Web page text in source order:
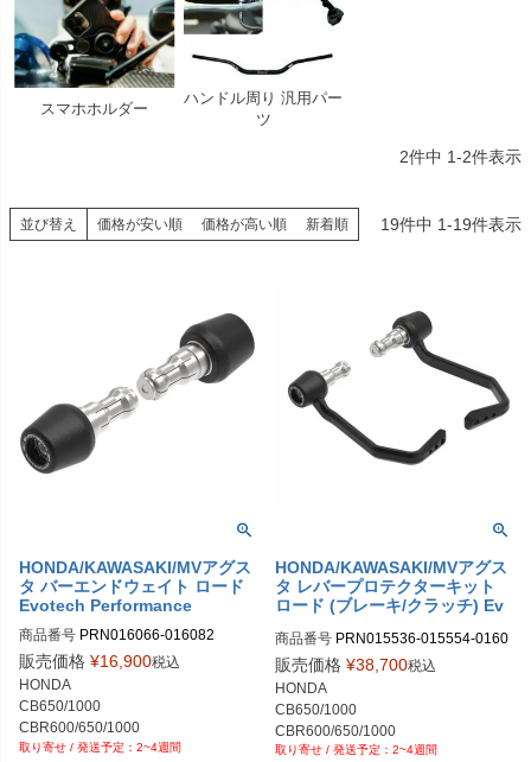
スマホホルダー
ハンドル周り 汎用パー
ツ
2件中 1-2件表示
並び替え 価格が安い順 価格が高い順 新着順 19件中 1-19件表示
HONDA/KAWASAKI/MVアグス
タ バーエンドウェイト ロード
Evotech Performance
商品番号 PRN016066-016082
PRN016066-016082-01
PRN016066-016082-02
PRN016066-016082-03
PRN016066-016082-04
PRN016066-016082-05
販売価格 ¥16,900税込
HONDA
CB650/1000
CBR600/650/1000
NT1100
2~4週間
HONDA/KAWASAKI/MVアグス
タ レバープロテクターキット
ロード (ブレーキ/クラッチ) Ev
商品番号 PRN015536-015554-0160
67-016082
PRN015536-015554-016067-01608
2-01
PRN015536-015554-016067-01608
2-02
販売価格 ¥38,700税込
HONDA
CB650/1000
CBR600/650/1000
NT1100
2~4週間